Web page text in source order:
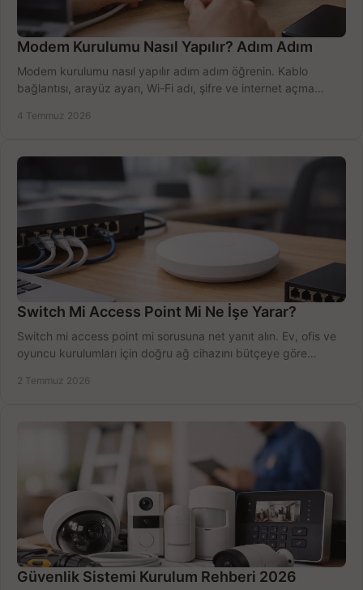
Modem Kurulumu Nasıl Yapılır? Adım Adım
Modem kurulumu nasıl yapılır adım adım öğrenin. Kablo
bağlantısı, arayüz ayarı, Wi-Fi adı, şifre ve internet açma
4 Temmuz 2026
Switch Mi Access Point Mi Ne İşe Yarar?
Switch mi access point mi sorusuna net yanıt alın. Ev, ofis ve
oyuncu kurulumları için doğru ağ cihazını bütçeye göre
2 Temmuz 2026
Güvenlik Sistemi Kurulum Rehberi 2026